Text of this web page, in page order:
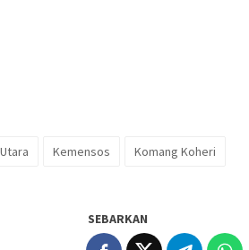
Kemensos
Komang Koheri
SEBARKAN